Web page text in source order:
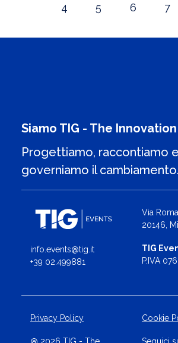
4
5 6 7
Siamo TIG - The
Progettiamo, raccontiamo e
governiamo il cambiamento.
info.events@tig.it
+39 02.499881
Via
20146,
TIG
P.IVA
Privacy Policy Cookie